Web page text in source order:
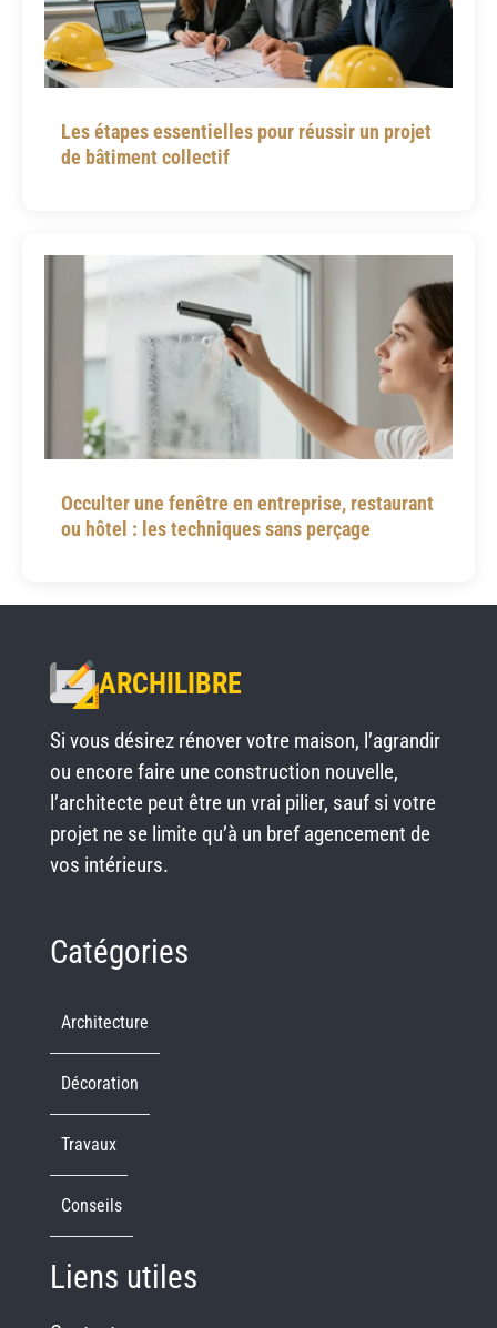
Les étapes essentielles pour réussir un projet
de bâtiment collectif
Occulter une fenêtre en entreprise, restaurant
ou hôtel : les techniques sans perçage
ARCHILIBRE
Si vous désirez rénover votre maison, l’agrandir
ou encore faire une construction nouvelle,
l’architecte peut être un vrai pilier, sauf si votre
projet ne se limite qu’à un bref agencement de
vos intérieurs.
Catégories
Architecture
Décoration
Travaux
Conseils
Liens utiles